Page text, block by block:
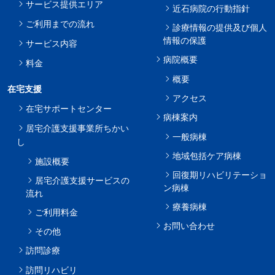
サービス提供エリア
ご利用までの流れ
サービス内容
料金
在宅支援
在宅サポートセンター
居宅介護支援事業所ちかい
し
施設概要
居宅介護支援サービスの
流れ
ご利用料金
その他
訪問診療
訪問リハビリ
近石病院の行動指針
診療情報の提供及び個人
情報の保護
病院概要
概要
アクセス
病棟案内
一般病棟
地域包括ケア病棟
回復期リハビリテーショ
ン病棟
療養病棟
お問い合わせ